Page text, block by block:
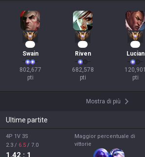
Swain
802,677
pti
Riven
682,578
pti
Lucian
120,901
pti
Mostra di più
Ultime partite
4P 1V 3S
2.3 / 6.5 / 7.0
1.42 : 1
Maggior percentuale di
vittorie